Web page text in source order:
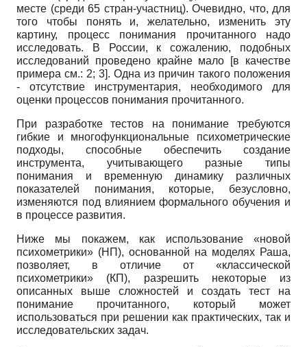
месте (среди 65 стран-участниц). Очевидно, что, для
того чтобы понять и, желательно, изменить эту
картину, процесс понимания прочитанного надо
исследовать. В России, к сожалению, подобных
исследований проведено крайне мало [в качестве
примера см.: 2; 3]. Одна из причин такого положения
- отсутствие инструментария, необходимого для
оценки процессов понимания прочитанного.
При разработке тестов на понимание требуются
гибкие и многофункциональные психометрические
подходы, способные обеспечить создание
инструмента, учитывающего разные типы
понимания и временную динамику различных
показателей понимания, которые, безусловно,
изменяются под влиянием формального обучения и
в процессе развития.
Ниже мы покажем, как использование «новой
психометрики» (НП), основанной на моделях Раша,
позволяет, в отличие от «классической
психометрики» (КП), разрешить некоторые из
описанных выше сложностей и создать тест на
понимание прочитанного, который может
использоваться при решении как практических, так и
исследовательских задач.